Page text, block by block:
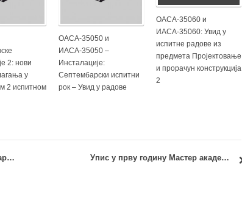
2: нови
у
2 испитном
ОАСА-35050 и
ИАСА-35050 –
Инсталације:
Септембарски испитни
рок – Увид у радове
ОАСА-35060 и
ИАСА-35060: Увид у
испитне радове из
предмета Пројектовање
и прорачун конструкција
2
Пријемни испит 2017 – септембарски рок: ПРЕЛИМИНАРНИ РЕЗУЛТАТИ Упис у прву годину Мастер академских студија 2017/18